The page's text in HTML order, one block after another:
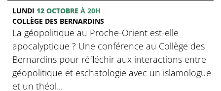
LUNDI 12 OCTOBRE À 20H
COLLÈGE DES BERNARDINS
La géopolitique au Proche-Orient est-elle
apocalyptique ? Une conférence au Collège des
Bernardins pour réfléchir aux interactions entre
géopolitique et eschatologie avec un islamologue
et un théol...